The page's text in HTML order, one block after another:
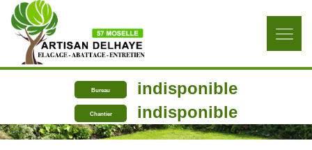
Bureau indisponible
Chantier indisponible